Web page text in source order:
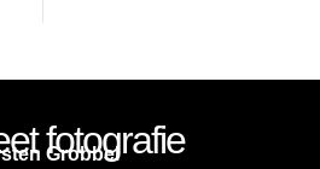
fotografie
Grobbel